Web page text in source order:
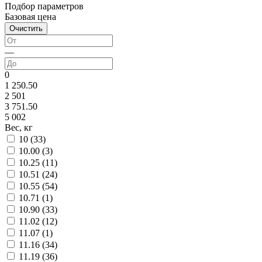
Подбор параметров
Базовая цена
—
0
1 250.50
2 501
3 751.50
5 002
Вес, кг
10 (33)
10.00 (3)
10.25 (11)
10.51 (24)
10.55 (54)
10.71 (1)
10.90 (33)
11.02 (12)
11.07 (1)
11.16 (34)
11.19 (36)